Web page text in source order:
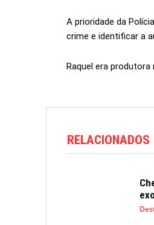
A prioridade da
crime e identificar a
Raquel era
RELACIONADOS